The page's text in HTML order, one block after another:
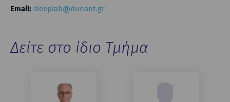
Email: sleeplab@dunant.gr
Δείτε στο ίδιο Τμήμα